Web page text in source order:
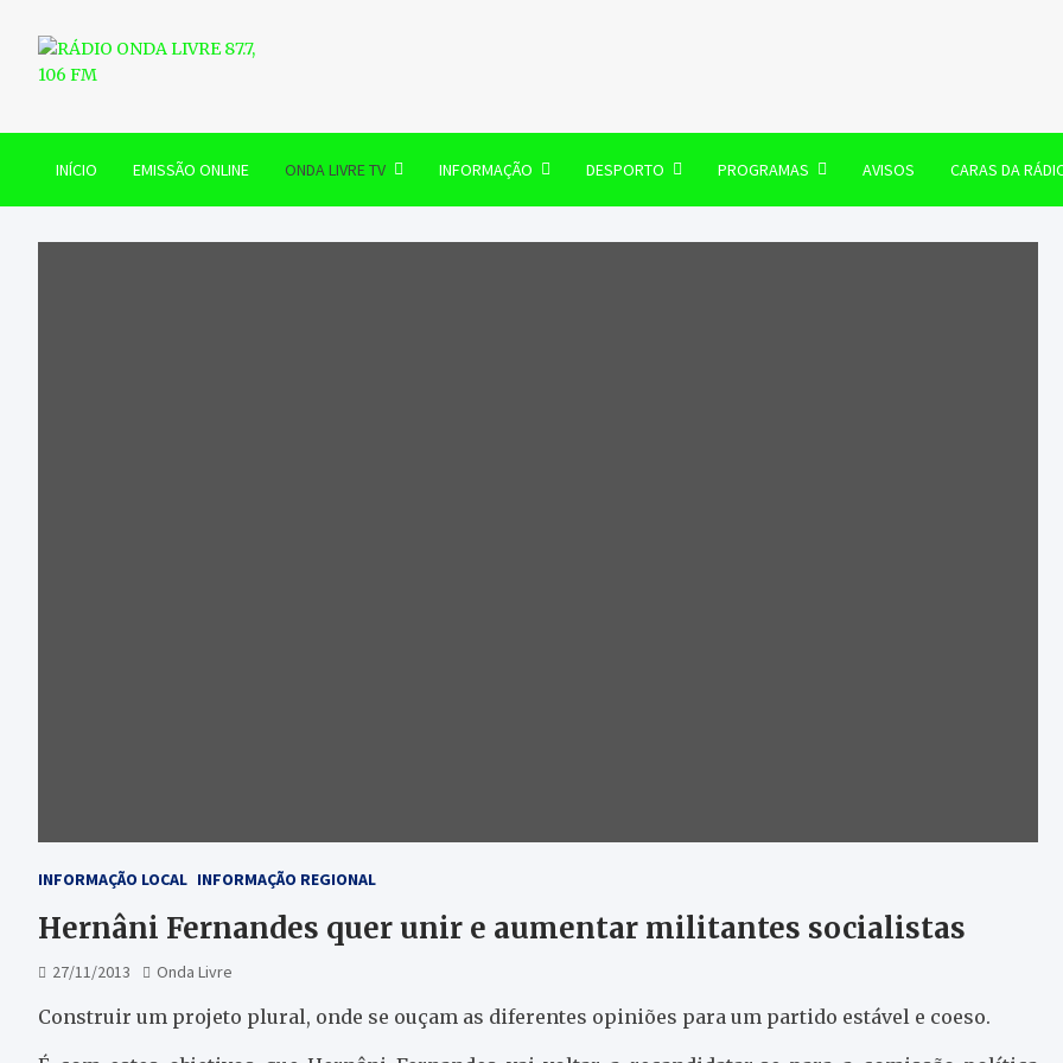
content
RÁDIO ONDA LIVRE 87.7, 106 FM
INÍCIO EMISSÃO ONLINE ONDA LIVRE TV INFORMAÇÃO DESPORTO PROGRAMAS AVISOS CARAS DA
INFORMAÇÃO LOCAL INFORMAÇÃO REGIONAL
Hernâni Fernandes quer unir e aumentar militantes socialistas
27/11/2013 Onda Livre
Construir um projeto plural, onde se ouçam as diferentes opiniões para um partido estável e coeso.